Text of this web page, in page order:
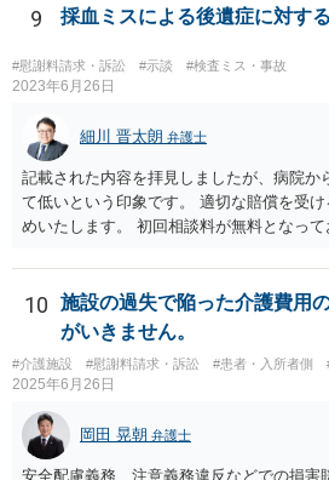
9 採血ミスによる後遺症に対す
#慰謝料請求・訴訟 #示談 #検査ミス・事故
2023年6月26日
細川 晋太朗 弁護士
記載された内容を拝見しましたが、病院か
て低いという印象です。 適切な賠償を受
めいたします。 初回相談料が無料となっ
10
施設の過失で陥った介護費用
がいきません。
#介護施設 #慰謝料請求・訴訟 #患者・入所者側
2025年6月26日
岡田 晃朝 弁護士
安全配慮義務、注意義務違反などでの損害